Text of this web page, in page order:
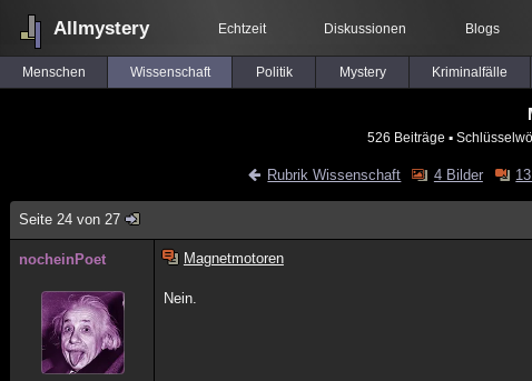
Allmystery Echtzeit Diskussionen Blogs
Menschen Wissenschaft Politik Mystery Kriminalfälle
526 Beiträge ▪
Rubrik Wissenschaft 4 Bilder
Seite 24 von 27
nocheinPoet Magnetmotoren
Nein.